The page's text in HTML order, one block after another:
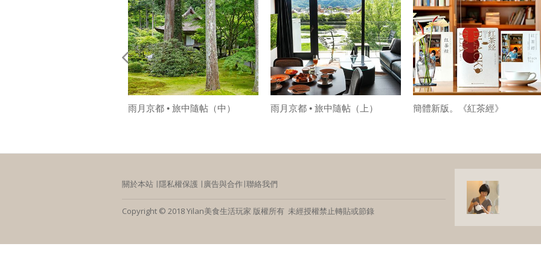
雨月京都 • 旅中隨帖（中） 雨月京都 • 旅中隨帖（上） 簡體新版。《紅茶經》
關於本站 ∣隱私權保護 ∣廣告與合作∣聯絡我們
Copyright © 2018 Yilan美食生活玩家 版權所有 未經授權禁止轉貼或節錄